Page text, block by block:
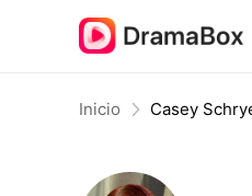
Inicio Casey